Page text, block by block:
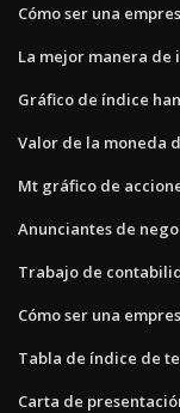
Cómo ser una
La mejor manera de
Gráfico de índice
Valor de la moneda
Mt gráfico de
Anunciantes de
Trabajo de
Cómo ser una
Tabla de índice de
Carta de